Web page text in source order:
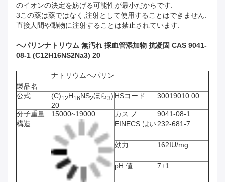
のイオンの決定を妨げる可能性が最小だからです.
3この薬は薬ではなく,注射として使用することはできません.
直接人間や動物に注射することは禁止されています.
ヘパリンナトリウム 無汚れ 採血管添加物 抗凝固 CAS 9041-
08-1 (C12H16NS2Na3) 20
製品名
ナトリウムヘパリン
公式 (C)12H16NS2ほら3)
20
HSコード 30019010.00
分子重量 15000~19000 カス ノ
9041-08-1
構造
EINECS はい232-681-7
効力 162IU/mg
pH 値 7±1